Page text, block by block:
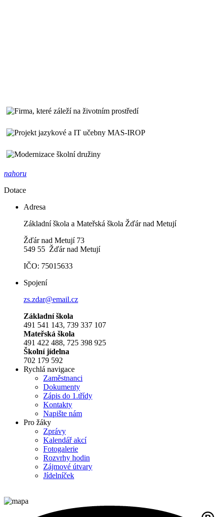
nahoru
Dotace
Adresa
Základní škola a Mateřská škola Žďár nad Metují
Žďár nad Metují 73
549 55 Žďár nad Metují
IČO: 75015633
Spojení
zs.zdar@email.cz
Základní škola
491 541 143, 739 337 107
Mateřská škola
491 422 488, 725 398 925
Školní jídelna
702 179 592
Rychlá navigace
Zaměstnanci
Dokumenty
Zápis do 1.třídy
Kontakty
Napište nám
Pro žáky
Zprávy
Kalendář akcí
Fotogalerie
Rozvrhy hodin
Zájmové útvary
Jídelníček